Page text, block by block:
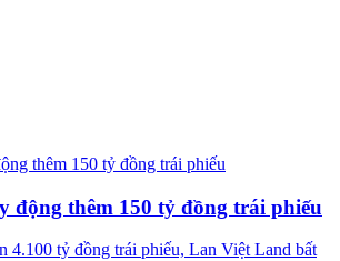
động thêm 150 tỷ đồng trái phiếu